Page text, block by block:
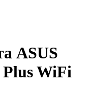
ASUS
WiFi